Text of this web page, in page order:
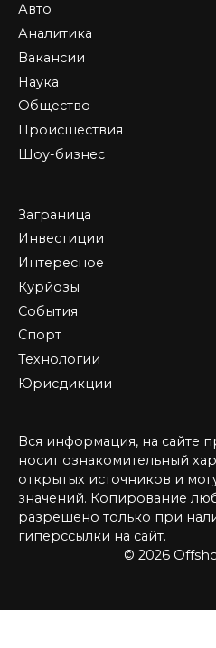
Авто
Аналитика
Вакансии
Наука
Общество
Происшествия
Шоу-бизнес
Заграница
Инвестиции
Интересное
Курйозы
События
Спорт
Технологии
Юрисдикции
Вся информация, на сайте
носит ознакомительный
открытых источников и
значений. Копирование
разрешено только при
гиперссылки на сайт.
© 2026